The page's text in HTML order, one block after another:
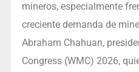
mineros, especialmente
creciente demanda de
Abraham Chahuan,
Congress (WMC) 2026,